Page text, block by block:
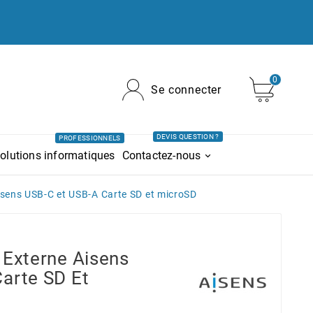
Se connecter
0
informatiques
PROFESSIONNELS
Contactez-nous
DEVIS QUESTION ?
USB-C et USB-A Carte SD et microSD
Aisens
SD Et